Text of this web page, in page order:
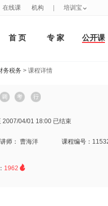
首 页 专 家 公开课
务税务 > 课程详情
2007/04/01 18:00 已结束
师： 曹海洋 课程编号：
1962 
在线课 机构 培训宝